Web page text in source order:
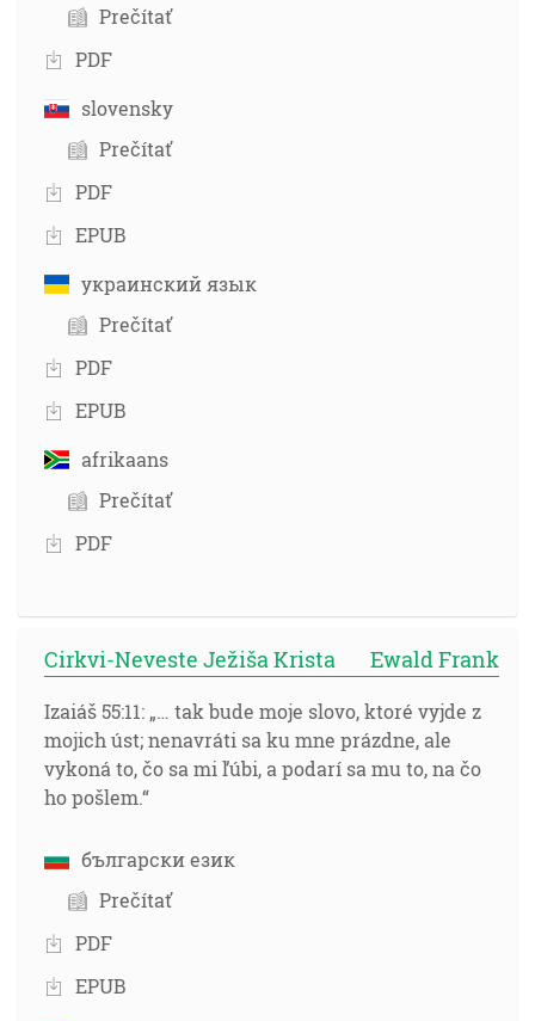
Prečítať
PDF
slovensky
Prečítať
PDF
EPUB
украинский язык
Prečítať
PDF
EPUB
afrikaans
Prečítať
PDF
Cirkvi-Neveste Ježiša Krista Ewald Frank
Izaiáš 55:11: „… tak bude moje slovo, ktoré vyjde z
mojich úst; nenavráti sa ku mne prázdne, ale
vykoná to, čo sa mi ľúbi, a podarí sa mu to, na čo
ho pošlem.“
български език
Prečítať
PDF
EPUB